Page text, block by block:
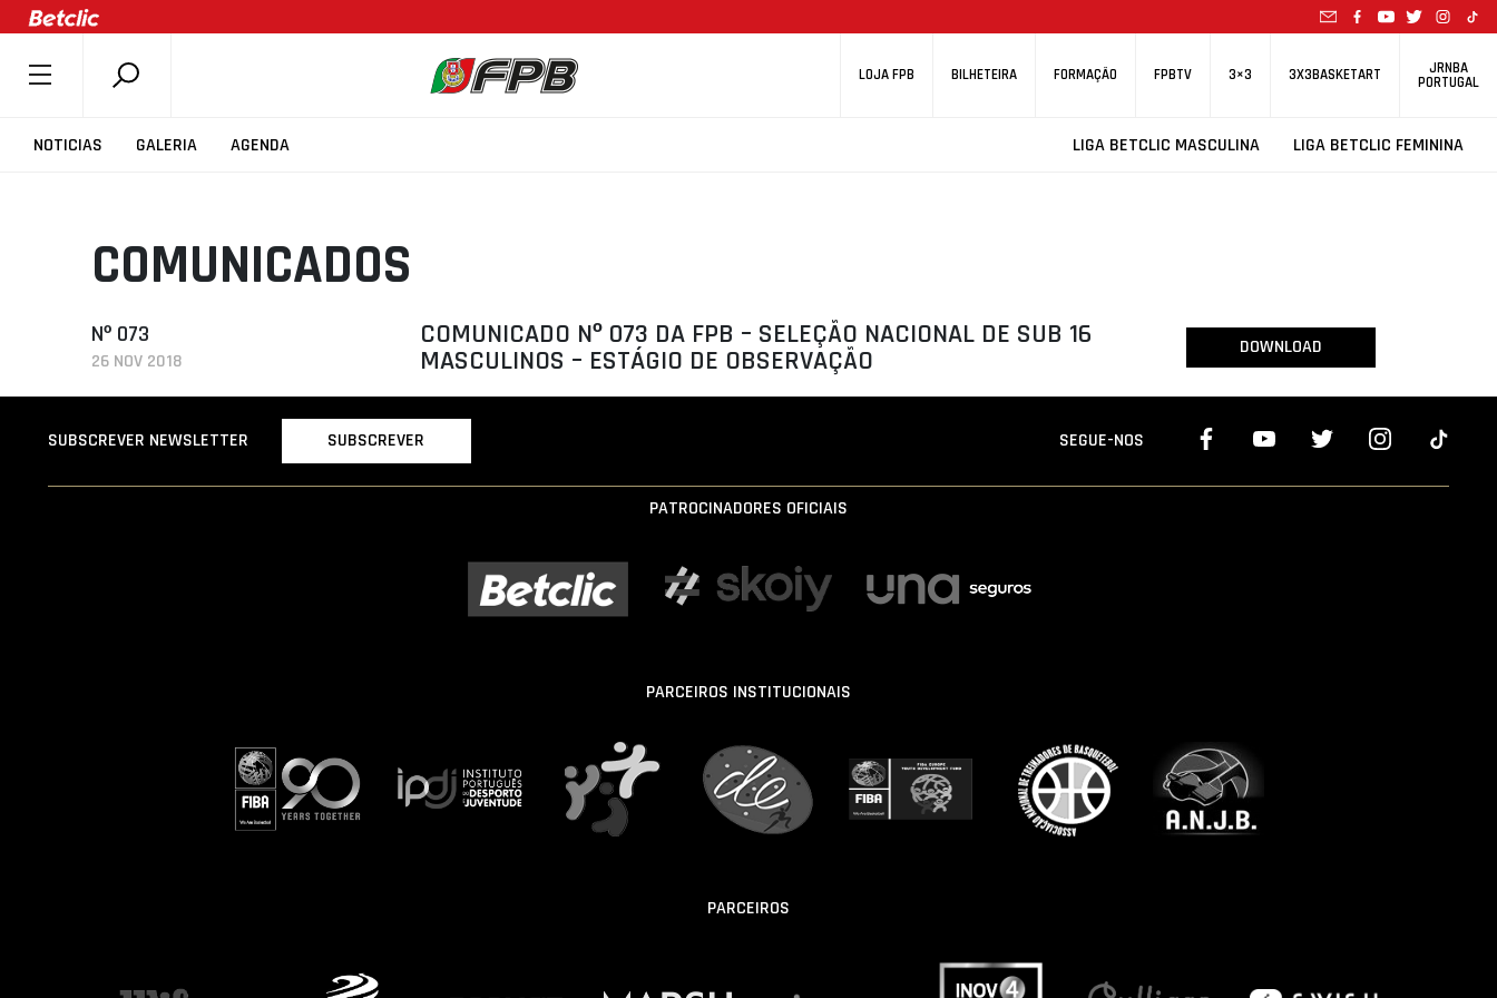
LOJA FPB BILHETEIRA FORMAÇÃO FPBTV 3×3 3X3BASKETART JRNBA
PORTUGAL
NOTICIAS GALERIA AGENDA LIGA BETCLIC MASCULINA LIGA BETCLIC FEMININA
SOBRE A FPB
COMPETIÇÕES
ASSOCIAÇÕES
CLUBES
AGENTES
SELEÇÕES
MINIBASQUETE
COMUNICADOS
Nº 073
26 NOV 2018
COMUNICADO Nº 073 DA FPB – SELEÇÃO NACIONAL DE SUB 16
MASCULINOS – ESTÁGIO DE OBSERVAÇÃO
DOWNLOAD
SUBSCREVER NEWSLETTER SUBSCREVER SEGUE-NOS
PATROCINADORES OFICIAIS
PARCEIROS INSTITUCIONAIS
PARCEIROS